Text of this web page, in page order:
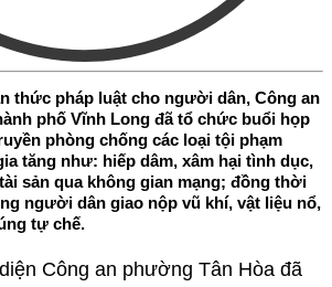
thức pháp luật cho người dân, Công an
phố Vĩnh Long đã tổ chức buổi họp
phòng chống các loại tội phạm
tăng như: hiếp dâm, xâm hại tình dục,
sản qua không gian mạng; đồng thời
người dân giao nộp vũ khí, vật liệu nổ,
tự chế.
Công an phường Tân Hòa đã